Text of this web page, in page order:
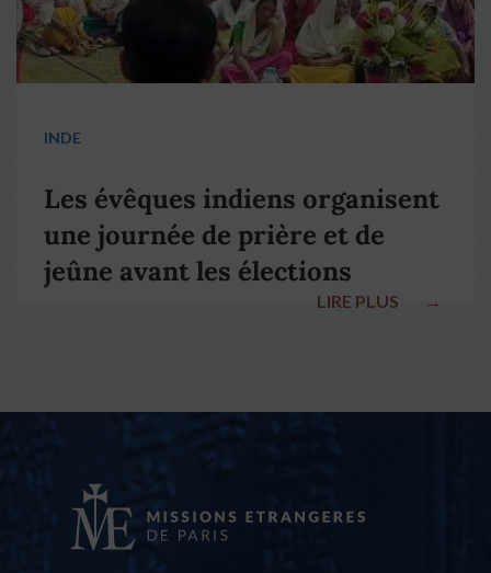
INDE
Les évêques indiens organisent
une journée de prière et de
jeûne avant les élections
LIRE PLUS →